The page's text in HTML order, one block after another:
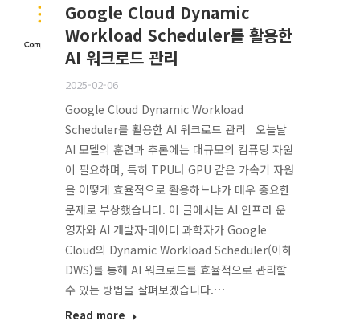
Google Cloud Dynamic
Workload Scheduler를 활용한
AI 워크로드 관리
2025-02-06
Google Cloud Dynamic Workload
Scheduler를 활용한 AI 워크로드 관리 오늘날
AI 모델의 훈련과 추론에는 대규모의 컴퓨팅 자원
이 필요하며, 특히 TPU나 GPU 같은 가속기 자원
을 어떻게 효율적으로 활용하느냐가 매우 중요한
문제로 부상했습니다. 이 글에서는 AI 인프라 운
영자와 AI 개발자·데이터 과학자가 Google
Cloud의 Dynamic Workload Scheduler(이하
DWS)를 통해 AI 워크로드를 효율적으로 관리할
수 있는 방법을 살펴보겠습니다.…
Read more